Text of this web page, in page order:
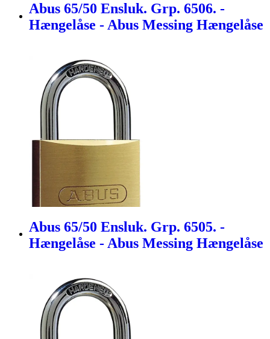
Abus 65/50 Ensluk. Grp. 6506. -
Hængelåse - Abus Messing Hængelåse
Abus 65/50 Ensluk. Grp. 6505. -
Hængelåse - Abus Messing Hængelåse